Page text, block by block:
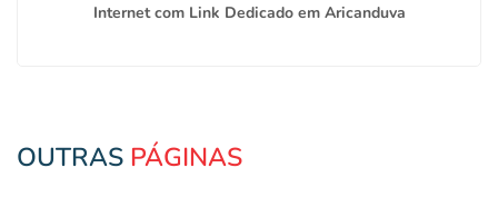
Internet com Link Dedicado em Aricanduva
OUTRAS PÁGINAS